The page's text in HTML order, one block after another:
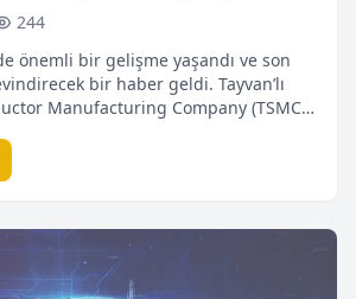
244
önemli bir gelişme yaşandı ve son
bir haber geldi. Tayvan’lı
Manufacturing Company (TSMC)
işlemciler hayatımızın her
kullanılıyor. İleri teknoloji
üretme teknolojisine oldukça